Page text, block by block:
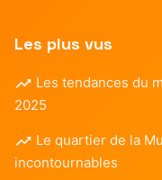
Les plus vus
Les tendances du
2025
Le quartier de la
incontournables